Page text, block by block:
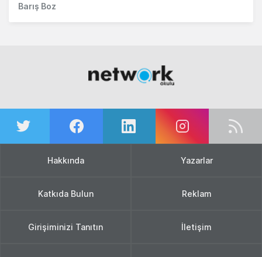
Barış Boz
Hakkında Yazarlar
Katkıda Bulun Reklam
Girişiminizi Tanıtın İletişim